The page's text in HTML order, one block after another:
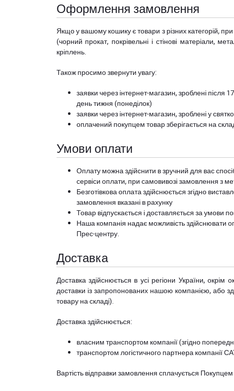
Оформлення замовлення
Якщо у вашому кошику є товари з різних категорій,
(чорний прокат, покрівельні і стінові матеріали,
кріплень.
Також просимо звернути увагу:
заявки через інтернет-магазин, зроблені після
день тижня (понеділок)
заявки через інтернет-магазин, зроблені у
оплачений покупцем товар зберігається на
Умови оплати
Оплату можна здійснити в зручний для вас
сервіси оплати, при самовивозі замовлення з
Безготівкова оплата здійснюється згідно
замовлення вказані в рахунку
Товар відпускається і доставляється за умови
Наша компанія надає можливість здійснювати
Прес-центру.
Доставка
Доставка здійснюється в усі регіони України,
доставки із запропонованих нашою компанією, або
товару на складі).
Доставка здійснюється:
власним транспортом компанії (згідно
транспортом логістичного партнера компанії
Вартість відправки замовлення сплачується